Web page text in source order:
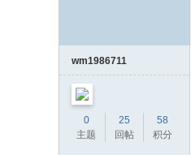
wm1986711
0
主题
25
回帖
58
积分